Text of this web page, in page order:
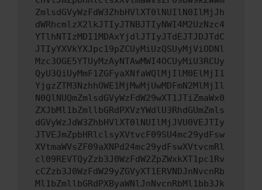
ZmlsdGVyWzFdW3ZhbHVlXT0lNUIlN0IlMjJh
dWRhcmlzX2lkJTIyJTNBJTIyNWI4M2UzNzc4
YTlhNTIzMDI1MDAxYjdlJTIyJTdEJTJDJTdC
JTIyYXVkYXJpc19pZCUyMiUzQSUyMjViODNl
Mzc3OGE5YTUyMzAyNTAwMWI4OCUyMiU3RCUy
QyU3QiUyMmF1ZGFyaXNfaWQlMjIlM0ElMjI1
YjgzZTM3NzhhOWE1MjMwMjUwMDFmN2MlMjIl
N0QlNUQmZmlsdGVyWzFdW29wXT1JTiZmaWx0
ZXJbMl1bZmllbGRdPXVzYWdlU3RhdGUmZmls
dGVyWzJdW3ZhbHVlXT0lNUIlMjJVU0VEJTIy
JTVEJmZpbHRlclsyXVtvcF09SU4mc29ydFsw
XVtmaWVsZF09aXNPd24mc29ydFswXVtvcmRl
cl09REVTQyZzb3J0WzFdW2ZpZWxkXT1pc1Rv
cCZzb3J0WzFdW29yZGVyXT1ERVNDJnNvcnRb
Ml1bZmllbGRdPXByaWNlJnNvcnRbMl1bb3Jk